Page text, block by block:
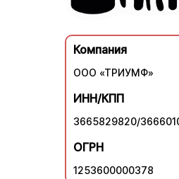
Компания
ООО «ТРИУМФ»
ИНН/КПП
3665829820/
ОГРН
1253600000378